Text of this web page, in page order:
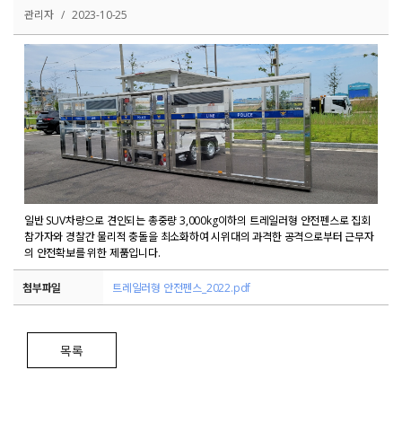
관리자 / 2023-10-25
일반 SUV차량으로 견인되는 총중량 3,000kg이하의 트레일러형 안전펜스로 집회
참가자와 경찰간 물리적 충돌을 최소화하여 시위대의 과격한 공격으로부터 근무자
의 안전확보를 위한 제품입니다.
첨부파일 트레일러형 안전펜스_2022.pdf
목록